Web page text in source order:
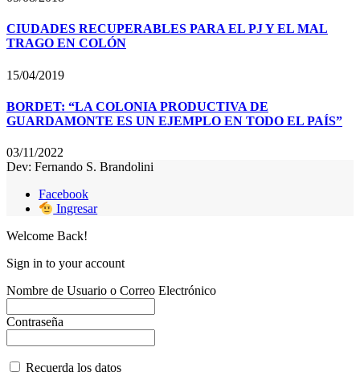
CIUDADES RECUPERABLES PARA EL PJ Y EL MAL
TRAGO EN COLÓN
15/04/2019
BORDET: “LA COLONIA PRODUCTIVA DE
GUARDAMONTE ES UN EJEMPLO EN TODO EL PAÍS”
03/11/2022
Dev: Fernando S. Brandolini
Facebook
Ingresar
Welcome Back!
Sign in to your account
Nombre de Usuario o Correo Electrónico
Contraseña
Recuerda los datos